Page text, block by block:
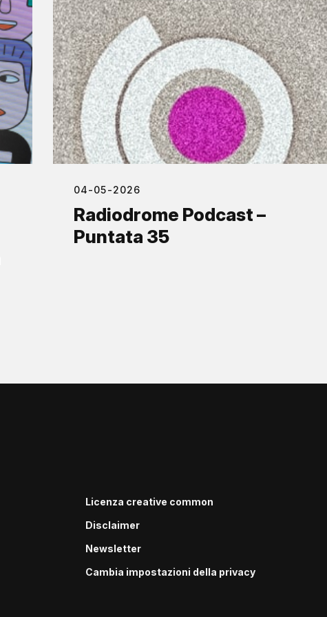
04-05-2026
Radiodrome Podcast –
Puntata 35
Licenza creative common
Disclaimer
Newsletter
Cambia impostazioni della privacy